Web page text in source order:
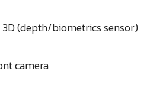
(depth/biometrics sensor)
camera